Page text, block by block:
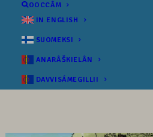
OOCCÂM
IN ENGLISH
SUOMEKSI
ANARÂŠKIELÂN
DAVVISÁMEGILLII